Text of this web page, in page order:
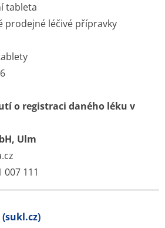
tableta
prodejné léčivé přípravky
6
o registraci daného léku v
Ulm
007 111